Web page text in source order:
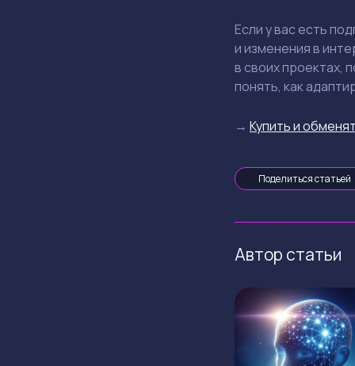
Если у вас есть
и изменения в
в своих проектах,
понять, как
→ Купить и
Поделиться статьей
Автор статьи